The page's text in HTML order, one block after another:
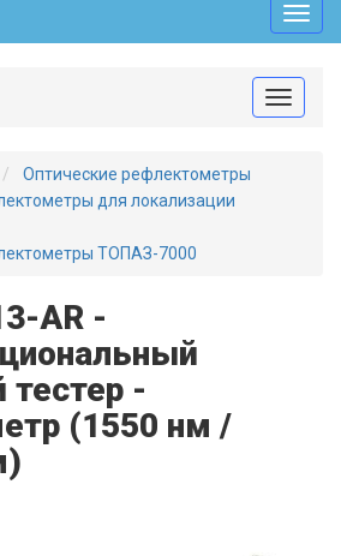
Меню
Toggle
Оптические рефлектометры
для локализации
ТОПАЗ-7000
AR -
тестер -
(1550 нм /